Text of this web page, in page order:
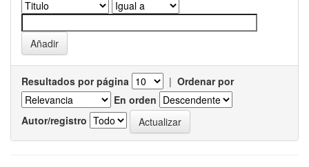
Resultados por página | Ordenar por
En orden
Autor/registro